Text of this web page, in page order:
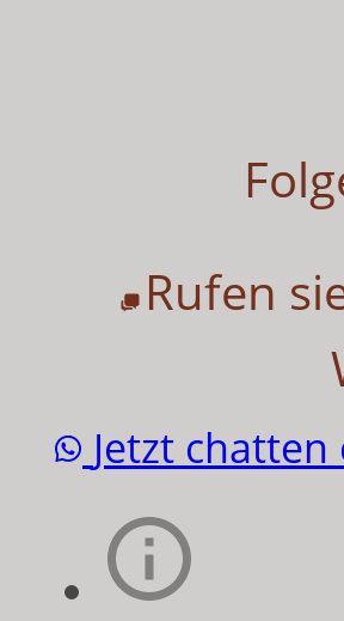
Rufen
Jetzt